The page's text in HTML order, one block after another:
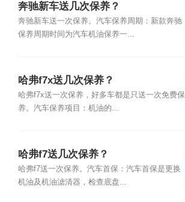
奔驰新车送几次保养？
奔驰新车送一次保养。汽车保养周期：新款奔驰
保养周期时间为汽车机油保养一...
哈弗f7x送几次保养？
哈弗f7x送一次保养，好多车都是只送一次免费保
养。汽车保养项目：机油的...
哈弗f7送几次保养？
哈弗f7送一次保养。汽车首保：汽车首保是更换
机油及机油滤清器，检查底盘...